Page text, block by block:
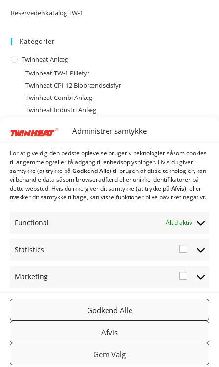
Administrer samtykke
For at give dig den bedste oplevelse bruger vi teknologier såsom cookies
til at gemme og/eller få adgang til enhedsoplysninger. Hvis du giver
samtykke (at trykke på Godkend Alle) til brugen af ​​disse teknologier, kan
vi behandle data såsom browseradfærd eller unikke identifikatorer på
dette websted. Hvis du ikke giver dit samtykke (at trykke på Afvis) eller
trækker dit samtykke tilbage, kan visse funktioner blive påvirket negativt.
Functional Altid aktiv
Statistics
Marketing
Godkend Alle
Afvis
Gem Valg
Reservedelskatalog TW-1
Kategorier
Twinheat Anlæg
Twinheat TW-1 Pillefyr
Twinheat CPI-12 Biobrændselsfyr
Twinheat Combi Anlæg
Twinheat Industri Anlæg
CS120 Biobrændselsanlæg
CS150 Biobrændselsanlæg
CS250 Biobrændselsanlæg
Type CSE med spjældhus
Twinheat Siloer og Transportsnegle
Øvrige produkter
T
Facebook
Gå til
Twinheat.
dk
NYHEDSB
nyhedsbr